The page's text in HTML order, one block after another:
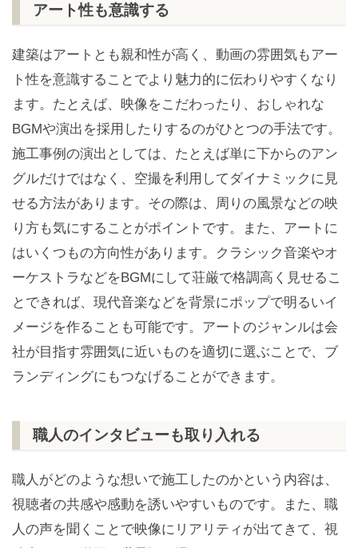
アート性も意識する
建築はアートとも親和性が高く、動画の雰囲気もアー
ト性を意識することでより魅力的に伝わりやすくなり
ます。たとえば、映像をこだわったり、おしゃれな
BGMや演出を採用したりするのがひとつの手法です。
施工事例の演出としては、たとえば単に下からのアン
グルだけではなく、空撮を利用してダイナミックに見
せる方法があります。その際は、周りの風景などの映
り方も気にすることがポイントです。また、アートに
はいくつもの方向性があります。クラシック音楽やオ
ーケストラなどをBGMにして荘厳で格調高く見せるこ
とできれば、現代音楽などを背景にポップで明るいイ
メージを作ることも可能です。アートのジャンルは会
社が目指す雰囲気に近いものを適切に選ぶことで、ブ
ランディングにもつなげることができます。
職人のインタビューも取り入れる
職人がどのような想いで施工したのかという内容は、
視聴者の共感や感動を誘いやすいものです。また、職
人の声を聞くことで映像にリアリティが出てきて、視